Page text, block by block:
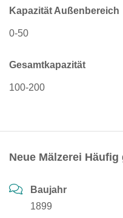
Kapazität Außenbereich
0-50
Gesamtkapazität
100-200
Neue Mälzerei
Baujahr
1899